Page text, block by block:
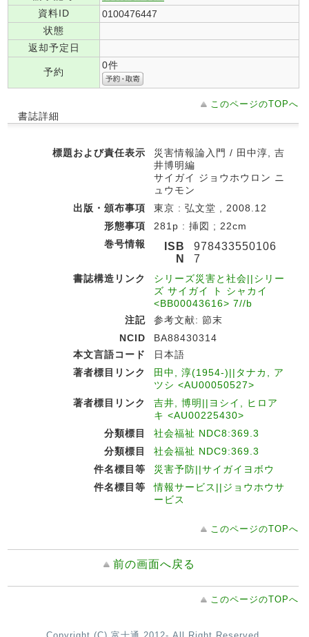
資料ID
0100476447
状態
返却予定日
予約
0件
このページのTOPへ
書誌詳細
標題および責任表示
災害情報論入門 / 田中淳, 吉
井博明編
サイガイ ジョウホウロン ニ
ュウモン
出版・頒布事項
東京 : 弘文堂 , 2008.12
形態事項
281p : 挿図 ; 22cm
巻号情報
ISB
N
978433550106
7
書誌構造リンク
シリーズ災害と社会||シリー
ズ サイガイ ト シャカイ
<BB00043616> 7//b
注記
参考文献: 節末
NCID
BA88430314
本文言語コード
日本語
著者標目リンク
田中, 淳(1954-)||タナカ, ア
ツシ <AU00050527>
著者標目リンク
吉井, 博明||ヨシイ, ヒロア
キ <AU00225430>
分類標目
社会福祉 NDC8:369.3
分類標目
社会福祉 NDC9:369.3
件名標目等
災害予防||サイガイヨボウ
件名標目等
情報サービス||ジョウホウサ
ービス
このページのTOPへ
前の画面へ戻る
このページのTOPへ